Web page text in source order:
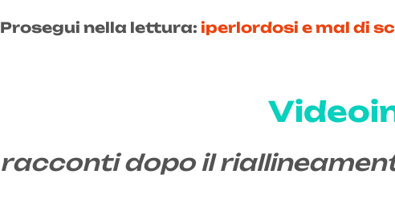
Prosegui nella lettura: iperlordosi e mal di
racconti dopo il